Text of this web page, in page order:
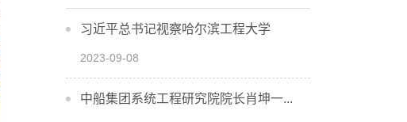
习近平总书记视察哈尔滨工程大学
2023-09-08
中船集团系统工程研究院院长肖坤一...